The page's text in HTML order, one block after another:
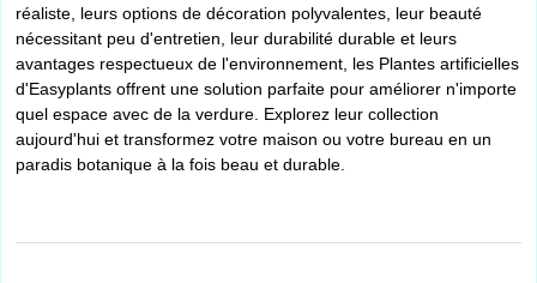
réaliste, leurs options de décoration polyvalentes, leur beauté
nécessitant peu d'entretien, leur durabilité durable et leurs
avantages respectueux de l'environnement, les Plantes artificielles
d'Easyplants offrent une solution parfaite pour améliorer n'importe
quel espace avec de la verdure. Explorez leur collection
aujourd'hui et transformez votre maison ou votre bureau en un
paradis botanique à la fois beau et durable.